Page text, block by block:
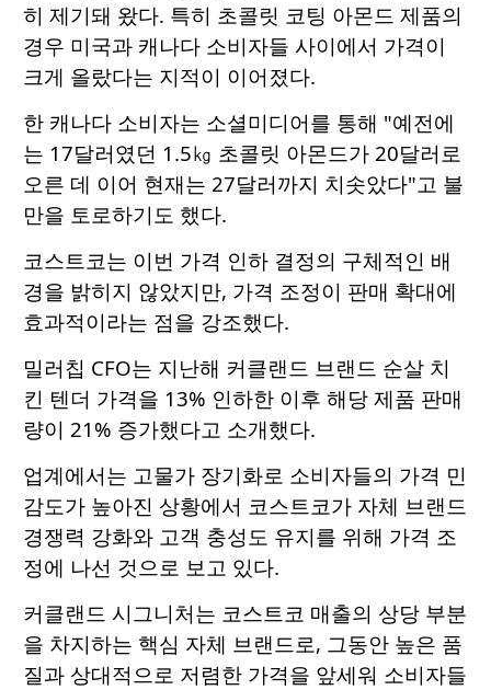
히 제기돼 왔다. 특히 초콜릿 코팅 아몬드 제품의
경우 미국과 캐나다 소비자들 사이에서 가격이
크게 올랐다는 지적이 이어졌다.
한 캐나다 소비자는 소셜미디어를 통해 "예전에
는 17달러였던 1.5㎏ 초콜릿 아몬드가 20달러로
오른 데 이어 현재는 27달러까지 치솟았다"고 불
만을 토로하기도 했다.
코스트코는 이번 가격 인하 결정의 구체적인 배
경을 밝히지 않았지만, 가격 조정이 판매 확대에
효과적이라는 점을 강조했다.
밀러칩 CFO는 지난해 커클랜드 브랜드 순살 치
킨 텐더 가격을 13% 인하한 이후 해당 제품 판매
량이 21% 증가했다고 소개했다.
업계에서는 고물가 장기화로 소비자들의 가격 민
감도가 높아진 상황에서 코스트코가 자체 브랜드
경쟁력 강화와 고객 충성도 유지를 위해 가격 조
정에 나선 것으로 보고 있다.
커클랜드 시그니처는 코스트코 매출의 상당 부분
을 차지하는 핵심 자체 브랜드로, 그동안 높은 품
질과 상대적으로 저렴한 가격을 앞세워 소비자들